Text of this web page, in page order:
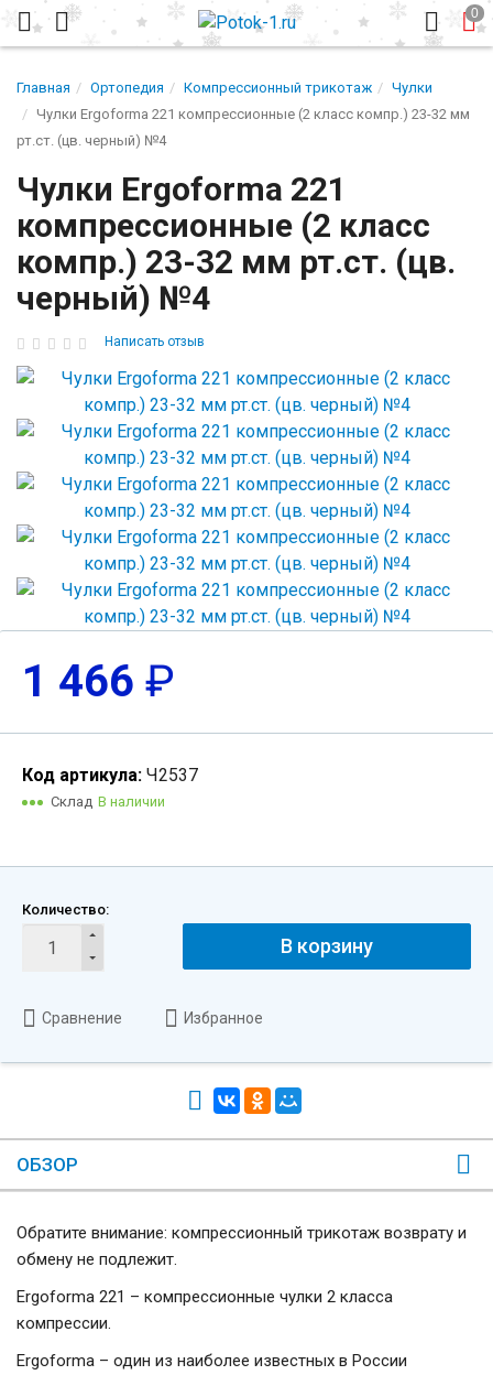
Главная Ортопедия Компрессионный трикотаж
Чулки
Чулки Ergoforma 221 компрессионные (2 класс компр.) 23-32 мм
рт.ст. (цв. черный) №4
Чулки Ergoforma 221
компрессионные (2 класс
компр.) 23-32 мм рт.ст. (цв.
черный) №4
Написать отзыв
1 466 ₽
Код артикула: Ч2537
Склад В наличии
Количество:
В корзину
Сравнение Избранное
ОБЗОР
Обратите внимание: компрессионный трикотаж возврату и
обмену не подлежит.
Ergoforma 221 – компрессионные чулки 2 класса
компрессии.
Ergoforma – один из наиболее известных в России